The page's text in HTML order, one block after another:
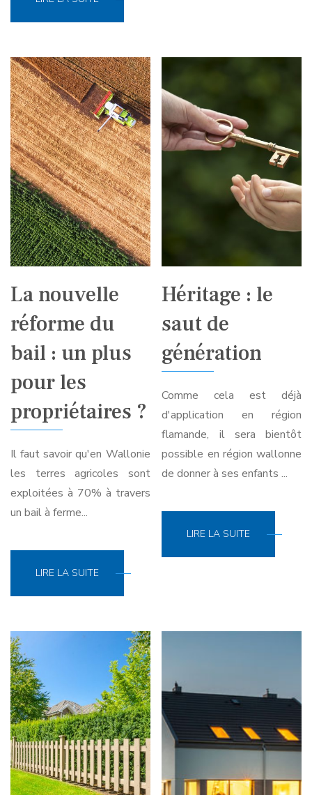
La nouvelle
réforme du
bail : un plus
pour les
propriétaires ?
Il faut savoir qu'en Wallonie
les terres agricoles sont
exploitées à 70% à travers
un bail à ferme...
LIRE LA SUITE
Héritage : le
saut de
génération
Comme cela est déjà
d'application en région
flamande, il sera bientôt
possible en région wallonne
de donner à ses enfants ...
LIRE LA SUITE